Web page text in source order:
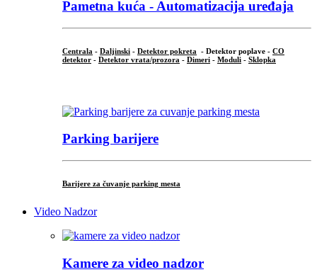
Pametna kuća - Automatizacija uređaja
Centrala - Daljinski - Detektor pokreta - Detektor poplave - CO
detektor - Detektor vrata/prozora - Dimeri - Moduli - Sklopka
Parking barijere
Barijere za čuvanje parking mesta
Video Nadzor
Kamere za video nadzor